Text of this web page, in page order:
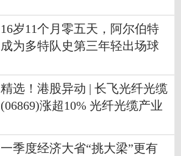
16岁11个月零五天，阿尔伯特
成为多特队史第三年轻出场球
精选！港股异动 | 长飞光纤光缆
(06869)涨超10% 光纤光缆产业
机遇
一季度经济大省“挑大梁”更有